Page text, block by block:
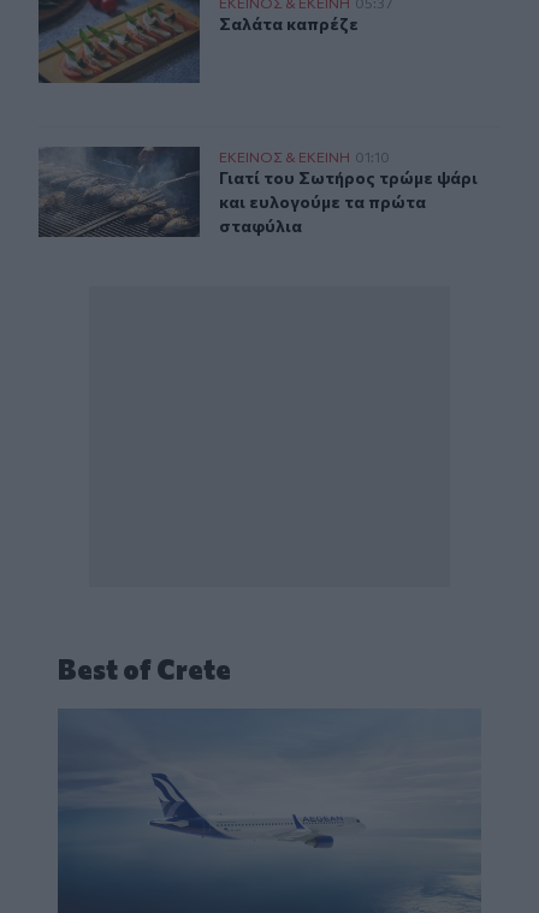
Σαλάτα καπρέζε
Σαλάτα καπρέζε
Σαλάτα καπρέζε
Μεταμόρφωση του Σωτήρος: Γιατί τρώμε ψάρι;
ΕΚΕΙΝΟΣ & ΕΚΕΙΝΗ 01:10
Γιατί του Σωτήρος τρώμε ψάρι
Γιατί του Σωτήρος τρώμε ψάρι
και ευλογούμε τα πρώτα
σταφύλια
Best of Crete